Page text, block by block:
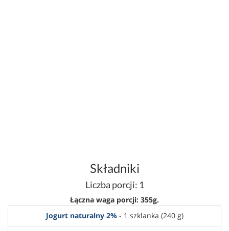
Składniki
Liczba porcji: 1
Łączna waga porcji: 355g.
Jogurt naturalny 2%- 1 szklanka (240 g)